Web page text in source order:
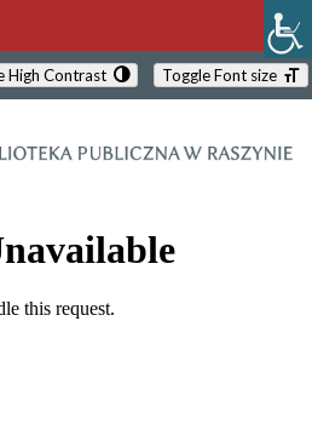
High Contrast Toggle Font size